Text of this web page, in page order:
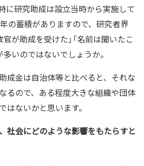
に研究助成は設立当時から実施して
の蓄積がありますので、研究者界
が助成を受けた」「名前は聞いたこ
多いのではないでしょうか。
成金は自治体等と比べると、それな
るので、ある程度大きな組織や団体
はないかと思います。
、社会にどのような影響をもたらすと